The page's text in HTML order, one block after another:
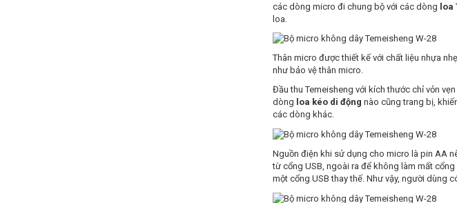
các dòng micro đi chung bộ với các dòng
loa.
Thân micro được thiết kế với chất liệu nhựa
như bảo vệ thân micro.
Đầu thu Temeisheng với kích thước chỉ vỏn
dòng loa kéo di động nào cũng trang bị,
các dòng khác.
Nguồn điện khi sử dụng cho micro là pin AA
từ cổng USB, ngoài ra để không làm mất
một cổng USB thay thế. Như vậy, người dùng